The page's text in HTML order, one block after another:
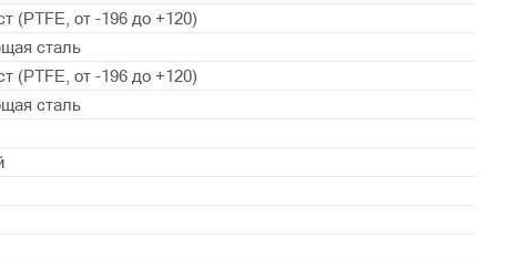
(PTFE, от -196 до +120)
сталь
(PTFE, от -196 до +120)
сталь